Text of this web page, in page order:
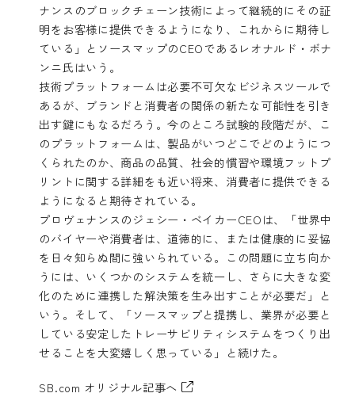
ナンスのブロックチェーン技術によって継続的にその証
明をお客様に提供できるようになり、これからに期待し
ている」とソースマップのCEOであるレオナルド・ボナ
ンニ氏はいう。
技術プラットフォームは必要不可欠なビジネスツールで
あるが、ブランドと消費者の関係の新たな可能性を引き
出す鍵にもなるだろう。今のところ試験的段階だが、こ
のプラットフォームは、製品がいつどこでどのようにつ
くられたのか、商品の品質、社会的慣習や環境フットプ
リントに関する詳細をも近い将来、消費者に提供できる
ようになると期待されている。
プロヴェナンスのジェシー・ベイカーCEOは、「世界中
のバイヤーや消費者は、道徳的に、または健康的に妥協
を日々知らぬ間に強いられている。この問題に立ち向か
うには、いくつかのシステムを統一し、さらに大きな変
化のために連携した解決策を生み出すことが必要だ」と
いう。そして、「ソースマップと提携し、業界が必要と
している安定したトレーサビリティシステムをつくり出
せることを大変嬉しく思っている」と続けた。
SB.com オリジナル記事へ